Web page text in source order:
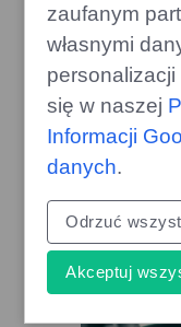
Nowa
gigantów
gazoo.pl
zaufanym
własnymi
personalizacji
się w naszej
Informacji
danych.
Odrzuć
Akceptuj